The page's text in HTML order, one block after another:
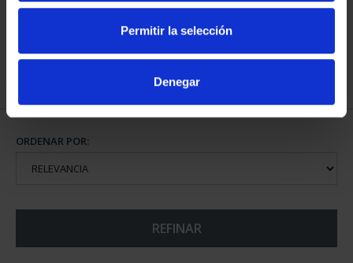
Permitir la selección
Denegar
73,00 €
ORDENAR POR:
REFINAR